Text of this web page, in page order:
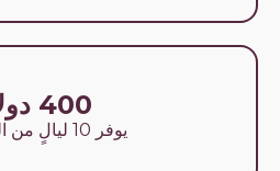
400 دولار
يوفر 10 ليالٍ من الطمأنينة